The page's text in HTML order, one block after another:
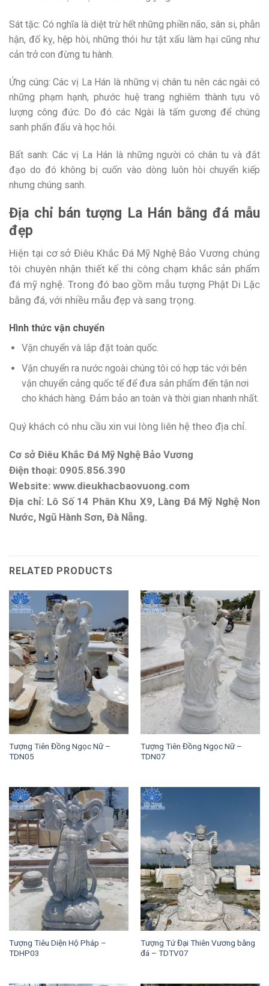
Sát tặc: Có nghĩa là diệt trừ hết những phiền não, sân si, phẫn
hận, đố kỵ, hệp hòi, những thói hư tật xấu làm hại cũng như
cản trở con đừng tu hành.
Ứng cúng: Các vị La Hán là những vị chân tu nên các ngài có
những phạm hạnh, phước huệ trang nghiêm thành tựu vô
lượng công đức. Do đó các Ngài là tấm gương để chúng
sanh phấn đấu và học hỏi.
Bất sanh: Các vị La Hán là những người có chân tu và đắt
đạo do đó không bị cuốn vào dòng luôn hòi chuyển kiếp
nhưng chúng sanh.
Địa chỉ bán tượng La Hán bằng đá mẫu
đẹp
Hiện tại cơ sở Điêu Khắc Đá Mỹ Nghệ Bảo Vương chúng
tôi chuyên nhận thiết kế thi công chạm khắc sản phẩm
đá mỹ nghệ. Trong đó bao gồm mẫu tượng Phật Di Lặc
bằng đá, với nhiều mẫu đẹp và sang trọng.
Hình thức vận chuyển
Vận chuyển và lắp đặt toàn quốc.
Vận chuyển ra nước ngoài chúng tôi có hợp tác với bên
vận chuyển cảng quốc tế để đưa sản phẩm đến tận nơi
cho khách hàng. Đảm bảo an toàn và thời gian nhanh nhất.
Quý khách có nhu cầu xin vui lòng liên hệ theo địa chỉ.
Cơ sở Điêu Khắc Đá Mỹ Nghệ Bảo Vương
Điện thoại: 0905.856.390
Website: www.dieukhacbaovuong.com
Địa chỉ: Lô Số 14 Phân Khu X9, Làng Đá Mỹ Nghệ Non
Nước, Ngũ Hành Sơn, Đà Nẵng.
RELATED PRODUCTS
Tượng Tiên Đồng Ngọc Nữ –
TDN05
Tượng Tiên Đồng Ngọc Nữ –
TDN07
Tượng Tiêu Diện Hộ Pháp –
TDHP03
Tượng Tứ Đại Thiên Vương bằng
đá – TDTV07